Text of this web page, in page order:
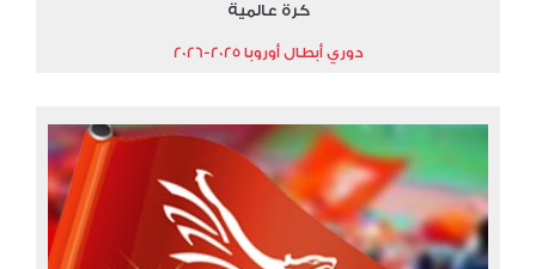
كرة عالمية
دوري أبطال أوروبا 2025-2026